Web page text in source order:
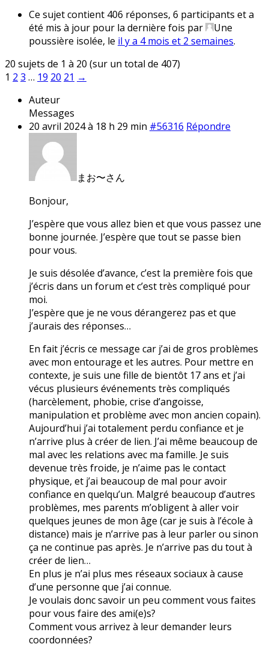
Ce sujet contient 406 réponses, 6 participants et a
été mis à jour pour la dernière fois par
Une
poussière isolée, le il y a 4 mois et 2 semaines.
20 sujets de 1 à 20 (sur un total de 407)
1 2 3 … 19 20 21 →
Auteur
Messages
20 avril 2024 à 18 h 29 min #56316 Répondre
まお〜さん
Bonjour,
J’espère que vous allez bien et que vous passez une
bonne journée. J’espère que tout se passe bien
pour vous.
Je suis désolée d’avance, c’est la première fois que
j’écris dans un forum et c’est très compliqué pour
moi.
J’espère que je ne vous dérangerez pas et que
j’aurais des réponses…
En fait j’écris ce message car j’ai de gros problèmes
avec mon entourage et les autres. Pour mettre en
contexte, je suis une fille de bientôt 17 ans et j’ai
vécus plusieurs événements très compliqués
(harcèlement, phobie, crise d’angoisse,
manipulation et problème avec mon ancien copain).
Aujourd’hui j’ai totalement perdu confiance et je
n’arrive plus à créer de lien. J’ai même beaucoup de
mal avec les relations avec ma famille. Je suis
devenue très froide, je n’aime pas le contact
physique, et j’ai beaucoup de mal pour avoir
confiance en quelqu’un. Malgré beaucoup d’autres
problèmes, mes parents m’obligent à aller voir
quelques jeunes de mon âge (car je suis à l’école à
distance) mais je n’arrive pas à leur parler ou sinon
ça ne continue pas après. Je n’arrive pas du tout à
créer de lien…
En plus je n’ai plus mes réseaux sociaux à cause
d’une personne que j’ai connue.
Je voulais donc savoir un peu comment vous faites
pour vous faire des ami(e)s?
Comment vous arrivez à leur demander leurs
coordonnées?